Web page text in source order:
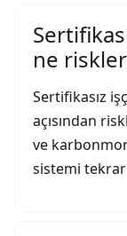
ne
Sertifikasız
açısından
ve
sistemi